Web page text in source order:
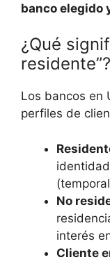
banco elegido
¿Qué
residente”?
Los bancos en
perfiles de
No
interés
Cliente